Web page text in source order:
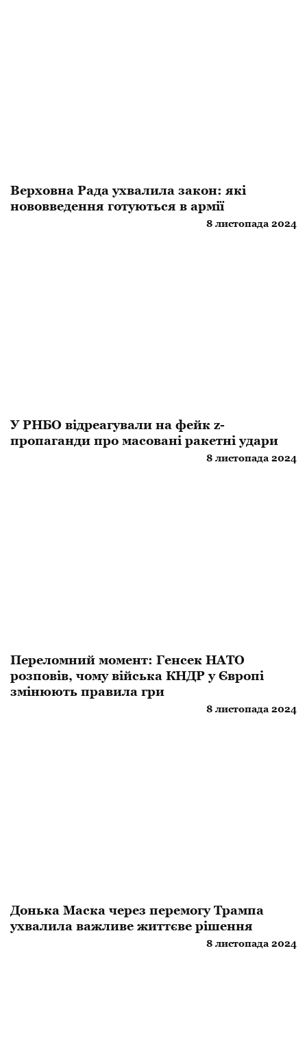
Верховна Рада ухвалила закон: які
нововведення готуються в армії
8 листопада 2024
У РНБО відреагували на фейк z-
пропаганди про масовані ракетні удари
8 листопада 2024
Переломний момент: Генсек НАТО
розповів, чому війська КНДР у Європі
змінюють правила гри
8 листопада 2024
Донька Маска через перемогу Трампа
ухвалила важливе життєве рішення
8 листопада 2024